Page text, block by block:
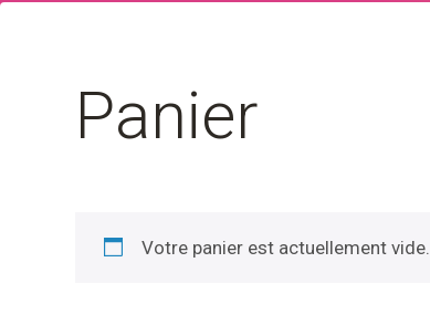
Panier
Votre panier est actuellement vide.